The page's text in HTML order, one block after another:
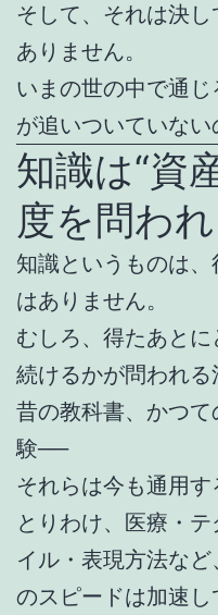
そして、それは決
ありません。
いまの世の中で通
が追いついていない
知識は“資
度を問わ
知識というものは
はありません。
むしろ、得たあと
続けるかが問われる
昔の教科書、かつ
験──
それらは今も通用す
とりわけ、医療・
イル・表現方法な
のスピードは加速し